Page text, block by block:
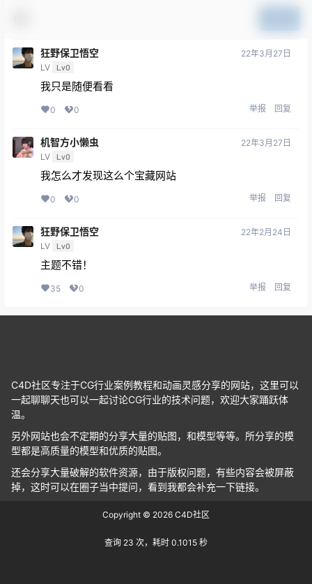
狂野保卫悟空
LV Lv0
22年3月27日
我只是随便看看
0 0 举报 回复
机智方小懒虫
LV Lv0
22年3月27日
我怎么才发现这么个宝藏网站
0 0 举报 回复
狂野保卫悟空
LV Lv0
22年2月24日
主题不错！
35 0 举报 回复
C4D社区专注于CG行业案例教程和动画灵感分享的网站，这里可以
一起聊聊天也可以一起讨论CG行业的技术问题，欢迎大家踊跃体
温。
另外网站也会不定期的分享大量的贴图，和模型等等。所分享的模
型都是高质量的模型和优质的贴图。
还会分享大量破解的软件资源，由于版权问题，有些内容会被屏蔽
掉，这时可以在圈子当中提问，看到我都会补充一下链接。
Copyright © 2026 C4D社区
查询 23 次，耗时 0.1015 秒